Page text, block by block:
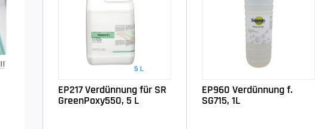
EP217 Verdünnung für SR
GreenPoxy550, 5 L
EP960 Verdünnung f.
SG715, 1L